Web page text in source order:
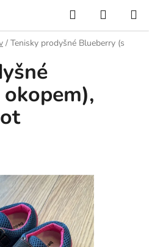
Hledat
KOŠÍK
/ Tenisky prodyšné Blueberry (s